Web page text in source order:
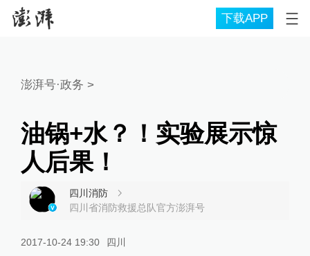
下载APP
澎湃号·政务 >
油锅+水？！实验展示惊
人后果！
四川消防
四川省消防救援总队官方澎湃号
2017-10-24 19:30 四川